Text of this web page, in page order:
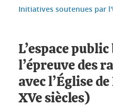
Initiatives soutenues par
L’espace
l’épreuve des
avec l’Église
XVe siècles)